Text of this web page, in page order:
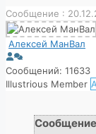
Сообщение :
Алексей МанВал
Сообщений: 11633
Illustrious Member